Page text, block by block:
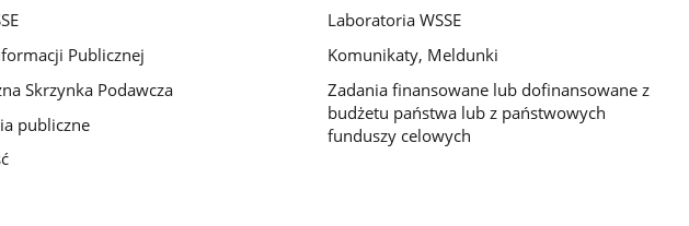
Publicznej
Skrzynka Podawcza
publiczne
Laboratoria WSSE
Komunikaty, Meldunki
Zadania finansowane lub dofinansowane z
budżetu państwa lub z państwowych
funduszy celowych